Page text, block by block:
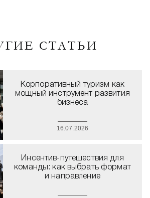
СТАТЬИ
Корпоративный туризм как
мощный инструмент развития
бизнеса
16.07.2026
Инсентив-путешествия для
команды: как выбрать формат
и направление